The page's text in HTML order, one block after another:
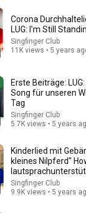
Lied über die Tiere.
views
Corona
LUG: I'm Still
Singfinger Club
11K views • 5 years
Erste Beiträge:
Song für unseren
Tag
Singfinger Club
5.7K views • 5 years
Kinderlied mit
kleines Nilpferd"
Singfinger Club
9.9K views • 5 years